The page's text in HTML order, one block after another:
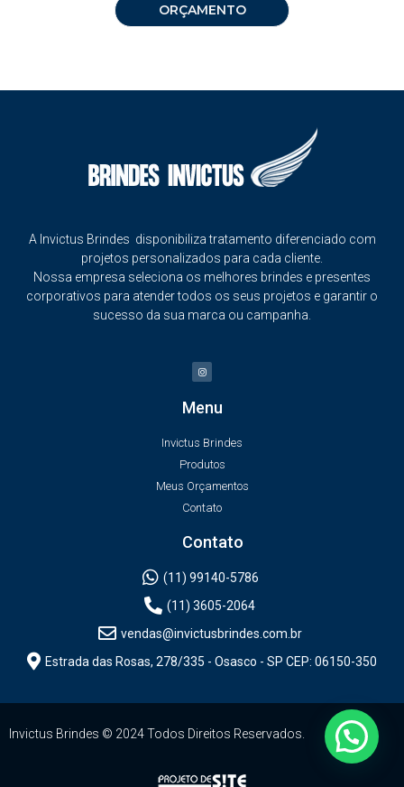
ORÇAMENTO
A Invictus Brindes disponibiliza tratamento diferenciado com
projetos personalizados para cada cliente.
Nossa empresa seleciona os melhores brindes e presentes
corporativos para atender todos os seus projetos e garantir o
sucesso da sua marca ou campanha.
Menu
Invictus Brindes
Produtos
Meus Orçamentos
Contato
Contato
(11) 99140-5786
(11) 3605-2064
vendas@invictusbrindes.com.br
Estrada das Rosas, 278/335 - Osasco - SP CEP: 06150-350
Invictus Brindes © 2024 Todos Direitos Reservados.